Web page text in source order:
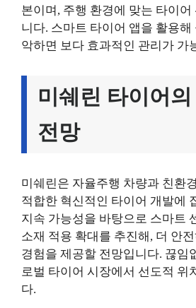
본이며, 주행 환경에 맞는 타이
니다. 스마트 타이어 앱을 활용
악하면 보다 효과적인 관리가 가
미쉐린 타이어
전망
미쉐린은 자율주행 차량과 친환
적합한 혁신적인 타이어 개발에
지속 가능성을 바탕으로 스마트
소재 적용 확대를 추진해, 더 안
경험을 제공할 전망입니다. 끊임
로벌 타이어 시장에서 선도적 위
다.